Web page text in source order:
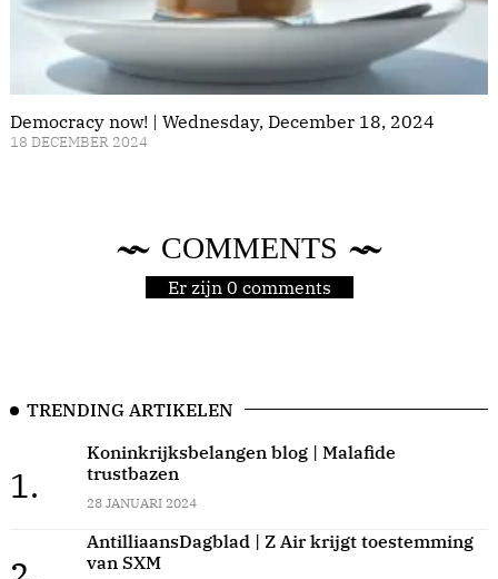
Democracy now! | Wednesday, December 18, 2024
18 DECEMBER 2024
COMMENTS
Er zijn 0 comments
TRENDING ARTIKELEN
1.
Koninkrijksbelangen blog | Malafide
trustbazen
28 JANUARI 2024
AntilliaansDagblad | Z Air krijgt toestemming
van SXM